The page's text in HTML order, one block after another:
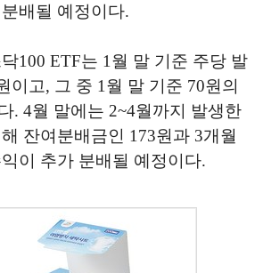
배될 예정이다.
100 ETF는 1월 말 기준 주당 발
이고, 그 중 1월 말 기준 70원의
. 4월 말에는 2~4월까지 발생한
잔여분배금인 173원과 3개월
이 추가 분배될 예정이다.